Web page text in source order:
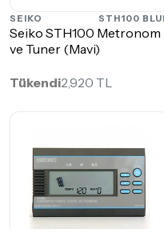
SEIKO STH100
Seiko STH100 Metronom
ve Tuner (Mavi)
Tükendi2,920 TL